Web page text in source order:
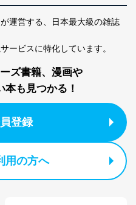
個人情報について利用目的
遅滞なくこれに応じま
れかに該当する場合は、
できません。そのとき
知するとともに、理由を
は公表することによって
益を害するおそれがある
法令の定める事務を遂行
表することによって当該
運営する、
日本最大級の雑誌
ービスに特化しています。
ズ書籍、漫画や
も見つかる！
登録
用の方へ